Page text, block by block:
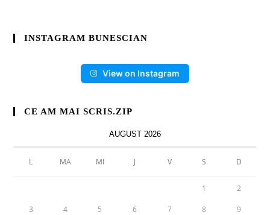
INSTAGRAM BUNESCIAN
View on Instagram
CE AM MAI SCRIS.ZIP
AUGUST 2026
L MA MI J V S D
1 2
3 4 5 6 7 8 9